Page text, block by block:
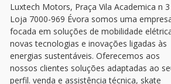
Luxtech Motors, Praça Vila Academica n
Loja 7000-969 Évora somos uma
focada em soluções de mobilidade
novas tecnologias e inovações ligadas às
energias sustentáveis. Oferecemos aos
nossos clientes soluções adaptadas ao
perfil. venda e assistência técnica, skate